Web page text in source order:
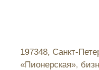
197348, Санкт-
«Пионерская»,